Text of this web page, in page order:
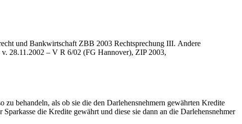
und Bankwirtschaft ZBB 2003 Rechtsprechung III. Andere
28.11.2002 – V R 6/02 (FG Hannover), ZIP 2003,
zu behandeln, als ob sie die den Darlehensnehmern gewährten Kredite
die Kredite gewährt und diese sie dann an die Darlehensnehmer